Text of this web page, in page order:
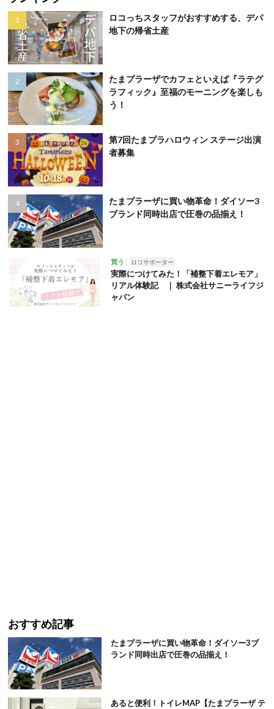
ロコっちスタッフがおすすめする、デパ
地下の帰省土産
たまプラーザでカフェといえば『ラテグ
ラフィック』至福のモーニングを楽しも
う！
第7回たまプラハロウィン ステージ出演
者募集
たまプラーザに買い物革命！ダイソー3
ブランド同時出店で圧巻の品揃え！
買う ロコサポーター
実際につけてみた！「補整下着エレモア」
リアル体験記 ｜ 株式会社サニーライフジ
ャパン
おすすめ記事
たまプラーザに買い物革命！ダイソー3ブ
ランド同時出店で圧巻の品揃え！
あると便利！トイレMAP【たまプラーザ テ